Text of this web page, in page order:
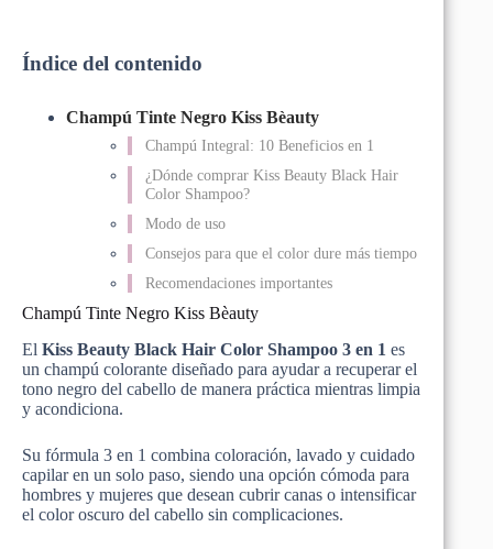
Índice del contenido
Champú Tinte Negro Kiss Bèauty
Champú Integral: 10 Beneficios en 1
¿Dónde comprar Kiss Beauty Black Hair
Color Shampoo?
Modo de uso
Consejos para que el color dure más tiempo
Recomendaciones importantes
Champú Tinte Negro Kiss Bèauty
El Kiss Beauty Black Hair Color Shampoo 3 en 1 es
un champú colorante diseñado para ayudar a recuperar el
tono negro del cabello de manera práctica mientras limpia
y acondiciona.
Su fórmula 3 en 1 combina coloración, lavado y cuidado
capilar en un solo paso, siendo una opción cómoda para
hombres y mujeres que desean cubrir canas o intensificar
el color oscuro del cabello sin complicaciones.